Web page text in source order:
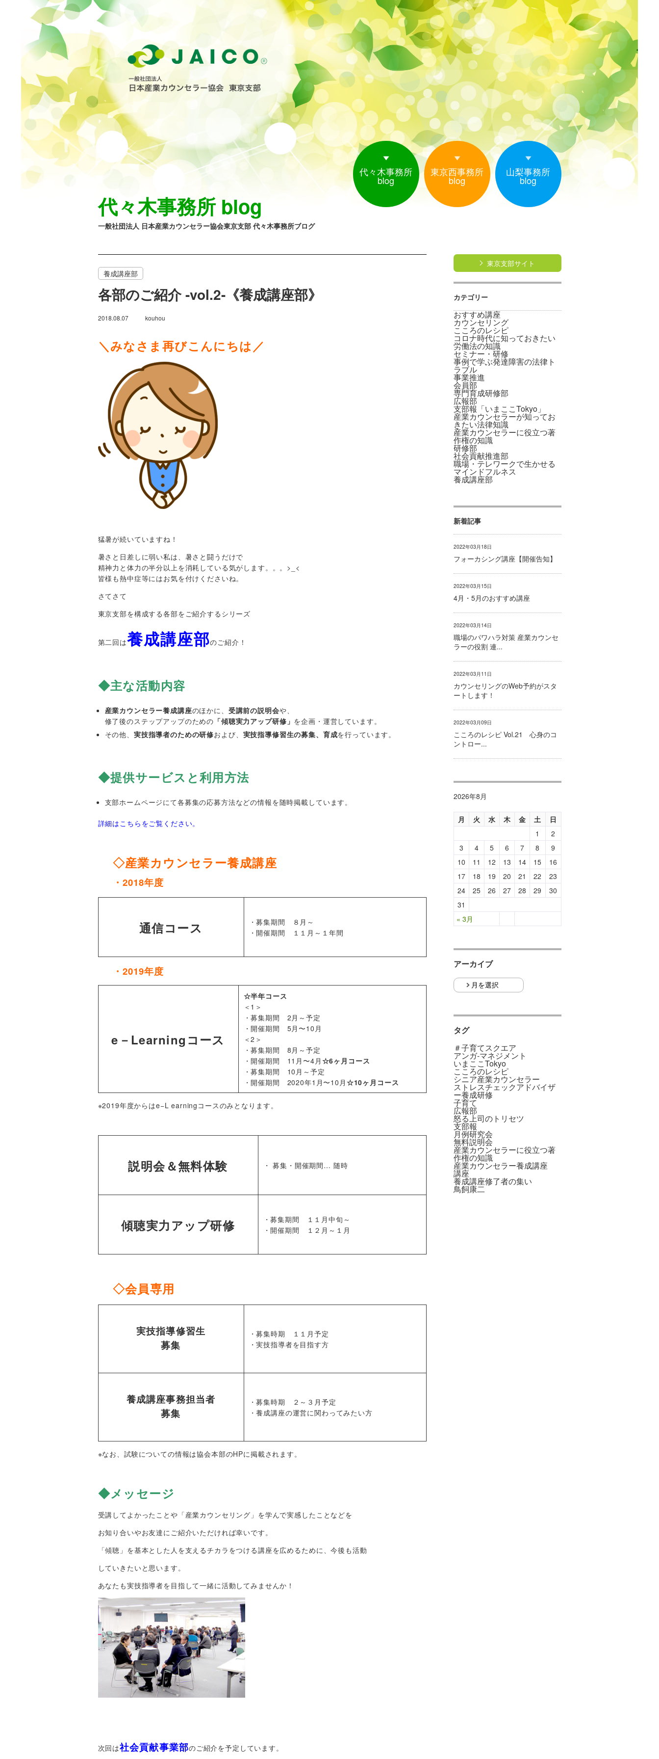
代々木事務所
blog
東京西事務所
blog
山梨事務所
blog
代々木事務所 blog
一般社団法人 日本産業カウンセラー協会東京支部 代々木事務所ブログ
養成講座部
各部のご紹介 -vol.2-《養成講座部》
2018.08.07 kouhou
＼みなさま再びこんにちは／
猛暑が続いていますね！
暑さと日差しに弱い私は、暑さと闘うだけで
精神力と体力の半分以上を消耗している気がします。。。>_<
皆様も熱中症等にはお気を付けくださいね。
さてさて
東京支部を構成する各部をご紹介するシリーズ
第二回は養成講座部のご紹介！
◆主な活動内容
産業カウンセラー養成講座のほかに、 受講前の説明会や、
修了後のステップアップのための 「傾聴実力アップ研修」 を企画・運営しています。
その他、 実技指導者のための研修および、 実技指導修習生の募集、育成を行っています。
◆提供サービスと利用方法
支部ホームページにて各募集の応募方法などの情報を随時掲載しています。
詳細はこちらをご覧ください。
◇産業カウンセラー養成講座
・2018年度
通信コース
・募集期間 ８月～
・開催期間 １１月～１年間
・2019年度
e－Learningコース
☆半年コース
＜1＞
・募集期間 2月～予定
・開催期間 5月〜10月
＜2＞
・募集期間 8月～予定
・開催期間 11月〜4月 ☆6ヶ月コース
・募集期間 10月～予定
・開催期間 2020年1月〜10月 ☆10ヶ月コース
※2019年度からはe−L earningコースのみとなります。
説明会＆無料体験 ・ 募集・開催期間… 随時
傾聴実力アップ研修
・募集期間 １１月中旬～
・開催期間 １２月～１月
◇会員専用
実技指導修習生
募集
・募集時期 １１月予定
・実技指導者を目指す方
養成講座事務担当者
募集
・募集時期 ２～３月予定
・養成講座の運営に関わってみたい方
※なお、試験についての情報は協会本部のHPに掲載されます。
◆メッセージ
受講してよかったことや「産業カウンセリング」を学んで実感したことなどを
お知り合いやお友達にご紹介いただければ幸いです。
「傾聴」を基本とした人を支えるチカラをつける講座を広めるために、今後も活動
していきたいと思います。
あなたも実技指導者を目指して一緒に活動してみませんか！
次回は社会貢献事業部のご紹介を予定しています。
東京支部サイト
カテゴリー
おすすめ講座
カウンセリング
こころのレシピ
コロナ時代に知っておきたい
労働法の知識
セミナー・研修
事例で学ぶ発達障害の法律ト
ラブル
事業推進
会員部
専門育成研修部
広報部
支部報「いまここTokyo」
産業カウンセラーが知ってお
きたい法律知識
産業カウンセラーに役立つ著
作権の知識
研修部
社会貢献推進部
職場・テレワークで生かせる
マインドフルネス
養成講座部
新着記事
2022年03月18日
フォーカシング講座【開催告知】
2022年03月15日
4月・5月のおすすめ講座
2022年03月14日
職場のパワハラ対策 産業カウンセ
ラーの役割 連...
2022年03月11日
カウンセリングのWeb予約がスタ
ートします！
2022年03月09日
こころのレシピ Vol.21 心身のコ
ントロー...
2026年8月
月 火 水 木 金 土 日
« 3月
1
2
3
4 5 6 7 8
9
10
11 12 13 14 15
16
17
18 19 20 21 22
23
24
25 26 27 28 29
30
31
アーカイブ
タグ
＃子育てスクエア
アンガ-マネジメント
いまここTokyo
こころのレシピ
シニア産業カウンセラー
ストレスチェックアドバイザ
ー養成研修
子育て
広報部
怒る上司のトリセツ
支部報
月例研究会
無料説明会
産業カウンセラーに役立つ著
作権の知識
産業カウンセラー養成講座
講座
養成講座修了者の集い
鳥飼康二